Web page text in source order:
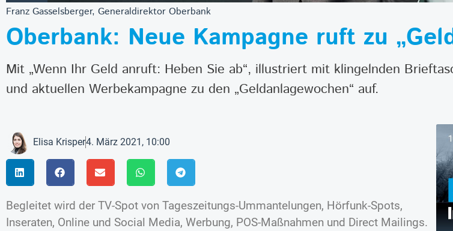
Franz Gasselsberger, Generaldirektor Oberbank
Oberbank: Neue Kampagne ruft zu
Mit „Wenn Ihr Geld anruft: Heben Sie ab“, illustriert mit klingelnden
und aktuellen Werbekampagne zu den „Geldanlagewochen“ auf.
Elisa Krisper4. März 2021, 10:00
Begleitet wird der TV-Spot von Tageszeitungs-Ummantelungen, Hörfunk-Spots,
Inseraten, Online und Social Media, Werbung, POS-Maßnahmen und Direct Mailings.